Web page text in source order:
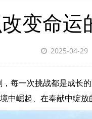
变命运
2025-04-29
一次挑战都是成长的
中崛起、在奉献中绽